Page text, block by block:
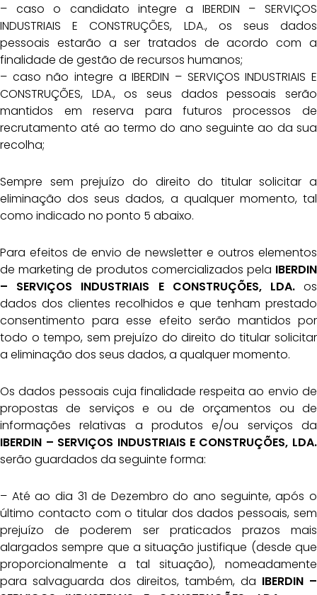
– caso o candidato integre a IBERDIN – SERVIÇOS
INDUSTRIAIS E CONSTRUÇÕES, LDA., os seus dados
pessoais estarão a ser tratados de acordo com a
finalidade de gestão de recursos humanos;
– caso não integre a IBERDIN – SERVIÇOS INDUSTRIAIS E
CONSTRUÇÕES, LDA., os seus dados pessoais serão
mantidos em reserva para futuros processos de
recrutamento até ao termo do ano seguinte ao da sua
recolha;
Sempre sem prejuízo do direito do titular solicitar a
eliminação dos seus dados, a qualquer momento, tal
como indicado no ponto 5 abaixo.
Para efeitos de envio de newsletter e outros elementos
de marketing de produtos comercializados pela IBERDIN
– SERVIÇOS INDUSTRIAIS E CONSTRUÇÕES, LDA.os
dados dos clientes recolhidos e que tenham prestado
consentimento para esse efeito serão mantidos por
todo o tempo, sem prejuízo do direito do titular solicitar
a eliminação dos seus dados, a qualquer momento.
Os dados pessoais cuja finalidade respeita ao envio de
propostas de serviços e ou de orçamentos ou de
informações relativas a produtos e/ou serviços da
IBERDIN – SERVIÇOS INDUSTRIAIS E CONSTRUÇÕES, LDA.
serão guardados da seguinte forma:
– Até ao dia 31 de Dezembro do ano seguinte, após o
último contacto com o titular dos dados pessoais, sem
prejuízo de poderem ser praticados prazos mais
alargados sempre que a situação justifique (desde que
proporcionalmente a tal situação), nomeadamente
para salvaguarda dos direitos, também, da IBERDIN –